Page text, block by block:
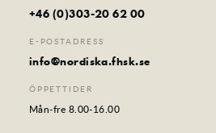
+46 (0)303-20 62 00
E-POSTADRESS
info@nordiska.fhsk.se
ÖPPETTIDER
Mån-fre 8.00-16.00